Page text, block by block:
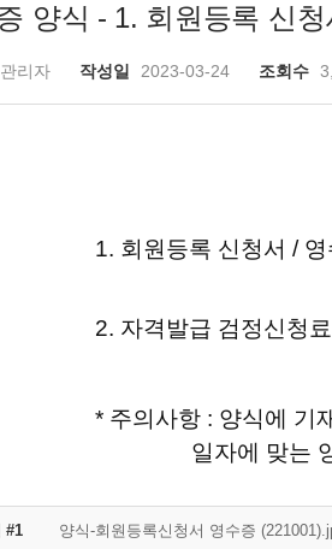
양식 - 1. 회원등록 신
관리자 작성일 2023-03-24 조회수
1. 회원등록 신청서 /
2. 자격발급 검정신청
* 주의사항 : 양식에 기
일자에 맞는 양식
#1
양식-회원등록신청서 영수증